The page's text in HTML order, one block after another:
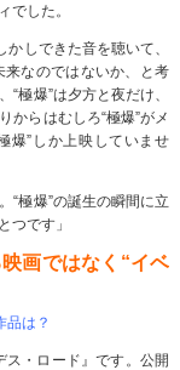
でした。
しできた音を聴いて、
来なのではないか、と考
極爆”は夕方と夜だけ、
からはむしろ“極爆”がメ
爆”しか上映していませ
“極爆”の誕生の瞬間に立
つです」
画ではなく“イベ
品は？
ス・ロード』です。公開